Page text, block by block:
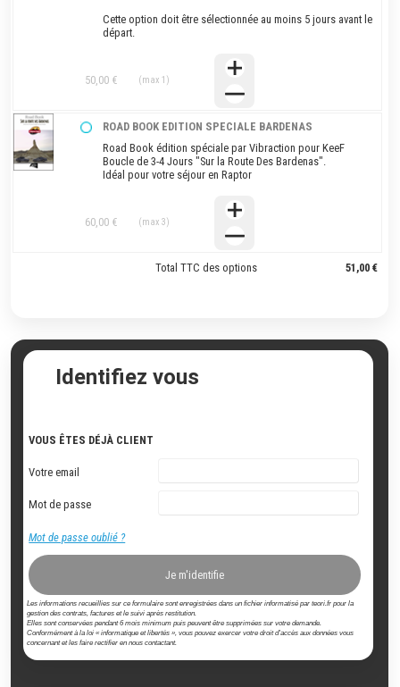
Cette option doit être sélectionnée au moins 5 jours avant le
départ.
(max 1)
50,00 €
ROAD BOOK EDITION SPECIALE BARDENAS
Road Book édition spéciale par Vibraction pour KeeF
Boucle de 3-4 Jours "Sur la Route Des Bardenas".
Idéal pour votre séjour en Raptor
(max 3)
60,00 €
Total TTC des options 51,00 €
Identifiez vous
VOUS ÊTES DÉJÀ CLIENT
Votre email
Mot de passe
Mot de passe oublié ?
Je m'identifie
Les informations recueillies sur ce formulaire sont enregistrées dans un fichier informatisé par teori.fr pour la
gestion des contrats, factures et le suivi après restitution.
Elles sont conservées pendant 6 mois minimum puis peuvent être supprimées sur votre demande.
Conformément à la loi « informatique et libertés », vous pouvez exercer votre droit d'accès aux données vous
concernant et les faire rectifier en nous contactant.